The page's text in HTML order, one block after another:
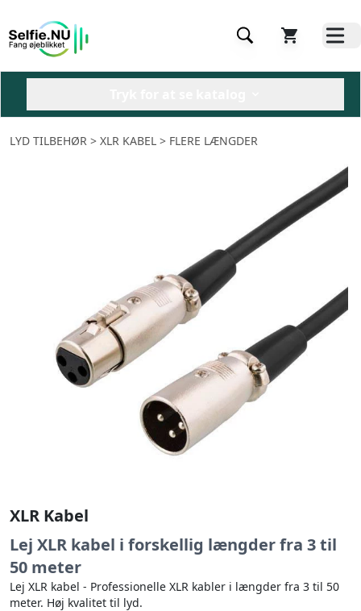
LYD TILBEHØR > XLR KABEL > FLERE LÆNGDER
XLR Kabel
Lej XLR kabel i forskellig længder fra 3 til
50 meter
Lej XLR kabel - Professionelle XLR kabler i længder fra 3 til 50
meter. Høj kvalitet til lyd.